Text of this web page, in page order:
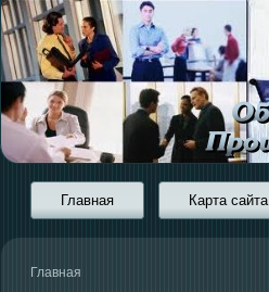
Главная Карта сайта
Главная